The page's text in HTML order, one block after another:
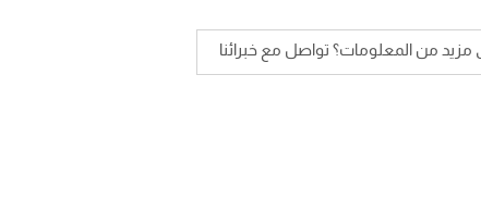
مزيد من المعلومات؟ تواصل مع خبرائنا